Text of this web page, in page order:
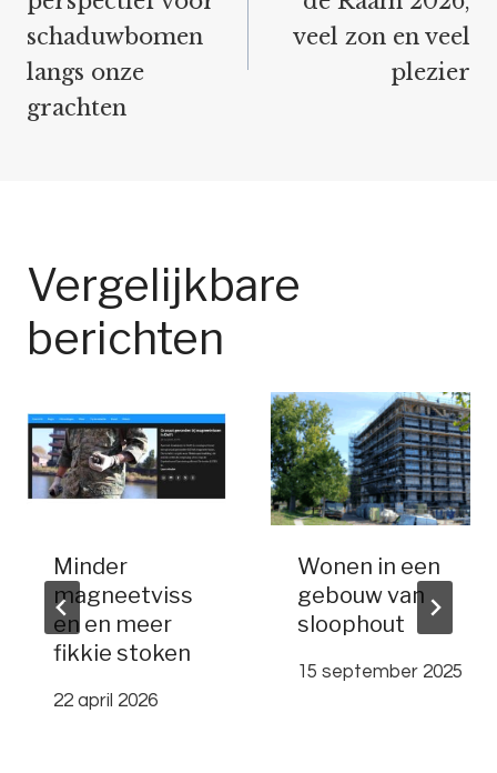
schaduwbomen
langs onze
grachten
veel zon en veel
plezier
Vergelijkbare
berichten
Minder
magneetviss
en en meer
fikkie stoken
22 april 2026
Wonen in een
gebouw van
sloophout
15 september 2025